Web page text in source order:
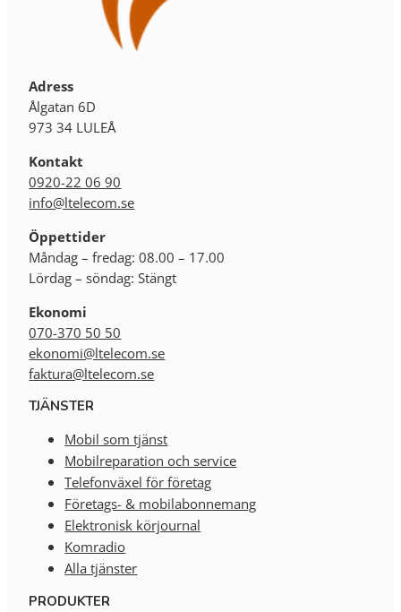
Adress
Ålgatan 6D
973 34 LULEÅ
Kontakt
0920-22 06 90
info@ltelecom.se
Öppettider
Måndag – fredag: 08.00 – 17.00
Lördag – söndag: Stängt
Ekonomi
070-370 50 50
ekonomi@ltelecom.se
faktura@ltelecom.se
TJÄNSTER
Mobil som tjänst
Mobilreparation och service
Telefonväxel för företag
Företags- & mobilabonnemang
Elektronisk körjournal
Komradio
Alla tjänster
PRODUKTER